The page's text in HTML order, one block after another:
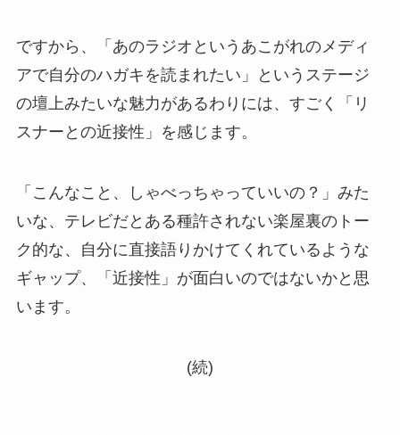
ですから、「あのラジオというあこがれのメディ
アで自分のハガキを読まれたい」というステージ
の壇上みたいな魅力があるわりには、すごく「リ
スナーとの近接性」を感じます。
「こんなこと、しゃべっちゃっていいの？」みた
いな、テレビだとある種許されない楽屋裏のトー
ク的な、自分に直接語りかけてくれているような
ギャップ、「近接性」が面白いのではないかと思
います。
(続)